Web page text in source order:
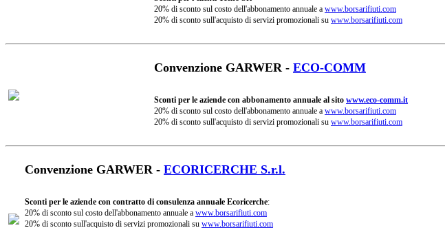
20% di sconto sul costo dell'abbonamento annuale a www.borsarifiuti.com
20% di sconto sull'acquisto di servizi promozionali su www.borsarifiuti.com
Convenzione GARWER - ECO-COMM
Sconti per le aziende con abbonamento annuale al sito www.eco-comm.it
20% di sconto sul costo dell'abbonamento annuale a www.borsarifiuti.com
20% di sconto sull'acquisto di servizi promozionali su www.borsarifiuti.com
Convenzione GARWER - ECORICERCHE S.r.l.
Sconti per le aziende con contratto di consulenza annuale Ecoricerche:
20% di sconto sul costo dell'abbonamento annuale a www.borsarifiuti.com
20% di sconto sull'acquisto di servizi promozionali su www.borsarifiuti.com